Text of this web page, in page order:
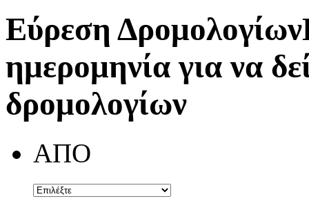
Εύρεση Δρομολογίων
ημερομηνία για να
δρομολογίων
ΑΠΟ